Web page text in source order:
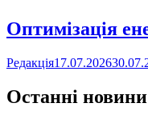
Оптимізація
Редакція17.07.2026
Останні новини